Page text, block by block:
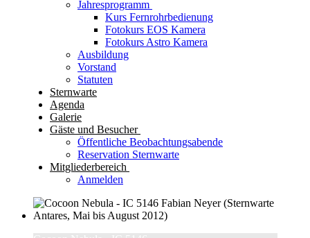
Jahresprogramm
Kurs Fernrohrbedienung
Fotokurs EOS Kamera
Fotokurs Astro Kamera
Ausbildung
Vorstand
Statuten
Sternwarte
Agenda
Galerie
Gäste und Besucher
Öffentliche Beobachtungsabende
Reservation Sternwarte
Mitgliederbereich
Anmelden